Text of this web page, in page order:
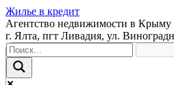
Жилье в кредит
Агентство недвижимости в Крыму
г. Ялта, пгт Ливадия, ул.